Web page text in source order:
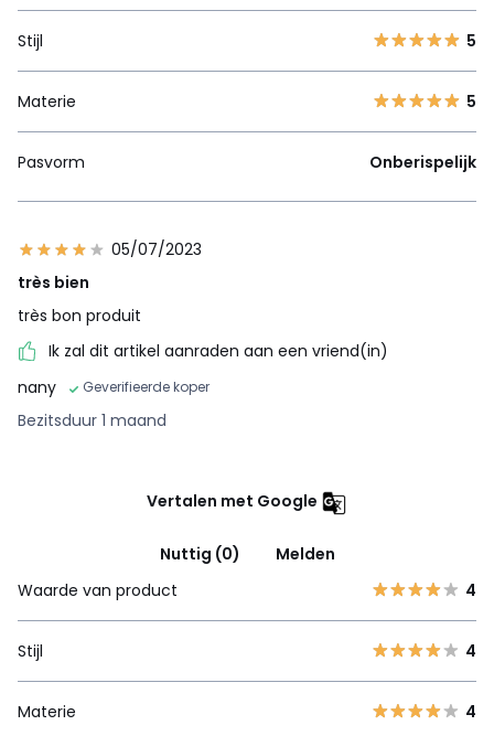
Stijl 5
Materie 5
Pasvorm Onberispelijk
05/07/2023
très bien
très bon produit
Ik zal dit artikel aanraden aan een vriend(in)
nany
Geverifieerde koper
Bezitsduur 1 maand
Vertalen met Google
Nuttig (0)
Melden
Waarde van product
4
Stijl 4
Materie 4